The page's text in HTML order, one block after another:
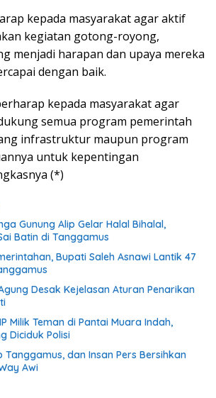
kepada masyarakat agar aktif
kegiatan gotong-royong,
menjadi harapan dan upaya mereka
dengan baik.
kepada masyarakat agar
semua program pemerintah
infrastruktur maupun program
untuk kepentingan
(*)
Gunung Alip Gelar Halal Bihalal,
Batin di Tanggamus
Bupati Saleh Asnawi Lantik 47
Desak Kejelasan Aturan Penarikan
Milik Teman di Pantai Muara Indah,
Diciduk Polisi
dan Insan Pers Bersihkan
Awi